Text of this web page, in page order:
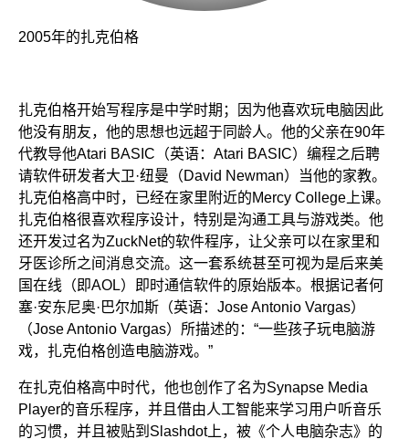
2005年的扎克伯格
扎克伯格开始写程序是中学时期；因为他喜欢玩电脑因此
他没有朋友，他的思想也远超于同龄人。他的父亲在90年
代教导他Atari BASIC（英语：Atari BASIC）编程之后聘
请软件研发者大卫·纽曼（David Newman）当他的家教。
扎克伯格高中时，已经在家里附近的Mercy College上课。
扎克伯格很喜欢程序设计，特别是沟通工具与游戏类。他
还开发过名为ZuckNet的软件程序，让父亲可以在家里和
牙医诊所之间消息交流。这一套系统甚至可视为是后来美
国在线（即AOL）即时通信软件的原始版本。根据记者何
塞·安东尼奥·巴尔加斯（英语：Jose Antonio Vargas）
（Jose Antonio Vargas）所描述的：“一些孩子玩电脑游
戏，扎克伯格创造电脑游戏。”
在扎克伯格高中时代，他也创作了名为Synapse Media
Player的音乐程序，并且借由人工智能来学习用户听音乐
的习惯，并且被贴到Slashdot上，被《个人电脑杂志》的